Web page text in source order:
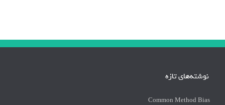
نوشته‌های تازه
Common Method Bias